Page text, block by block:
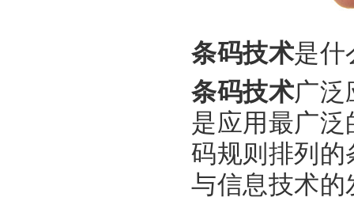
条码技术是什
条码技术广泛
是应用最广
码规则排列
与信息技术